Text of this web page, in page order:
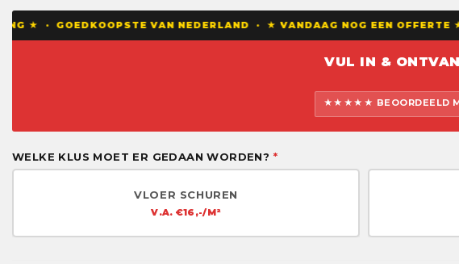
★ · GOEDKOOPSTE VAN NEDERLAND · ★ VANDAAG NOG EEN OFFERTE
VUL IN &
★★★★★ BEOORDEELD
WELKE KLUS MOET ER GEDAAN WORDEN? *
VLOER SCHUREN
V.A. €16,-/M²